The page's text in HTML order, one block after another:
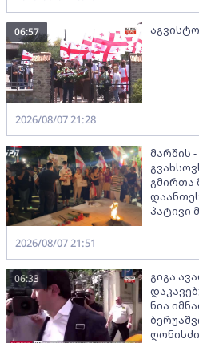
06:57
2026/08/07 21:28
მარშის
გმირთა
პატივი
2026/08/07 21:51
გიგა
ნია
06:33